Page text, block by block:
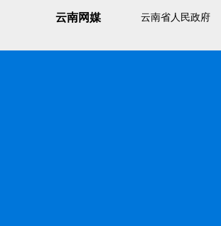
云南网媒 云南省人民政府